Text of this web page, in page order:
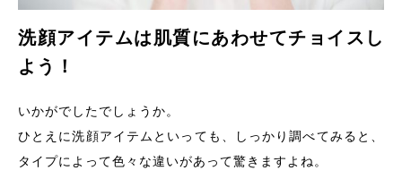
洗顔アイテムは肌質にあわせてチョイスし
よう！
いかがでしたでしょうか。
ひとえに洗顔アイテムといっても、しっかり調べてみると、
タイプによって色々な違いがあって驚きますよね。